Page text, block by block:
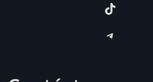
TikTok
Telegram